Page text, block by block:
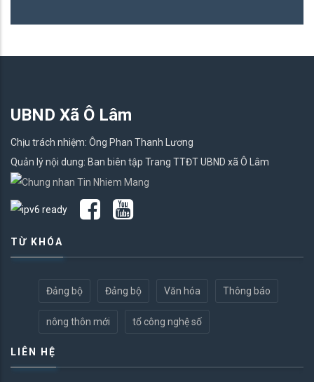
UBND Xã Ô Lâm
Chịu trách nhiệm: Ông Phan Thanh Lương
Quản lý nội dung: Ban biên tập Trang TTĐT UBND xã Ô Lâm
TỪ KHÓA
Đảng bộ Đảng bộ Văn hóa Thông báo
nông thôn mới tổ công nghệ số
LIÊN HỆ